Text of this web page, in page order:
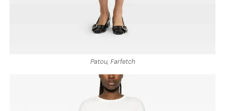
Patou, Farfetch